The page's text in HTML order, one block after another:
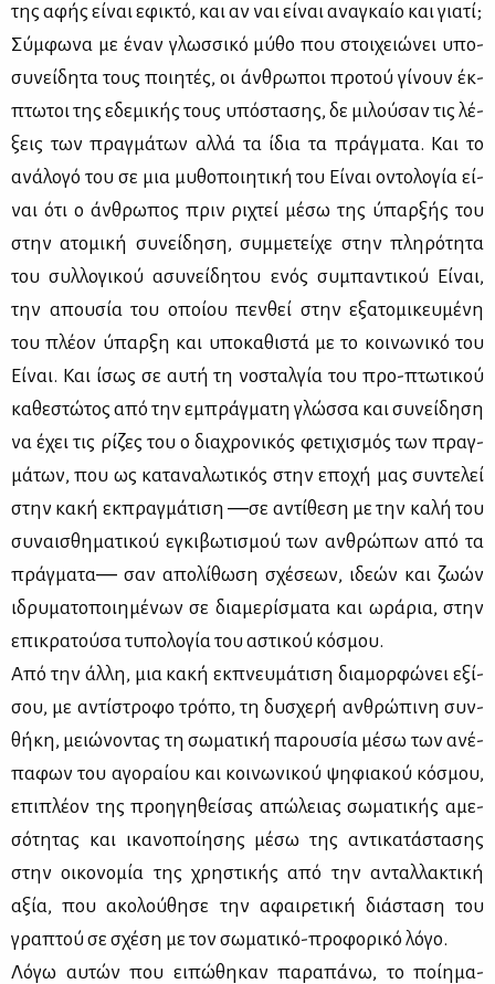
της αφής εί­ναι εφι­κτό, και αν ναι εί­ναι ανα­γκαίο και για­τί;
Σύμ­φω­να με έναν γλωσ­σι­κό μύ­θο που στοι­χειώ­νει υπο­
συ­νεί­δη­τα τους ποι­η­τές, οι άν­θρω­ποι προ­τού γί­νουν έκ­
πτω­τοι της εδε­μι­κής τους υπό­στα­σης, δε μι­λού­σαν τις λέ­
ξεις των πραγ­μά­των αλ­λά τα ίδια τα πράγ­μα­τα. Και το
ανά­λο­γό του σε μια μυ­θο­ποι­η­τι­κή του Εί­ναι οντο­λο­γία εί­
ναι ότι ο άν­θρω­πος πριν ρι­χτεί μέ­σω της ύπαρ­ξής του
στην ατο­μι­κή συ­νεί­δη­ση, συμ­με­τεί­χε στην πλη­ρό­τη­τα
του συλ­λο­γι­κού ασυ­νεί­δη­του ενός συ­μπα­ντι­κού Εί­ναι,
την απου­σία του οποί­ου πεν­θεί στην εξα­το­μι­κευ­μέ­νη
του πλέ­ον ύπαρ­ξη και υπο­κα­θι­στά με το κοι­νω­νι­κό του
Εί­ναι. Και ίσως σε αυ­τή τη νο­σταλ­γία του προ-πτω­τι­κού
κα­θε­στώ­τος από την εμπράγ­μα­τη γλώσ­σα και συ­νεί­δη­ση
να έχει τις ρί­ζες του ο δια­χρο­νι­κός φε­τι­χι­σμός των πραγ­
μά­των, που ως κα­τα­να­λω­τι­κός στην επο­χή μας συ­ντε­λεί
στην κα­κή εκ­πραγ­μά­τι­ση ―σε αντί­θε­ση με την κα­λή του
συ­ναι­σθη­μα­τι­κού εγκι­βω­τι­σμού των αν­θρώ­πων από τα
πράγ­μα­τα― σαν απο­λί­θω­ση σχέ­σε­ων, ιδε­ών και ζω­ών
ιδρυ­μα­το­ποι­η­μέ­νων σε δια­με­ρί­σμα­τα και ωρά­ρια, στην
επι­κρα­τού­σα τυ­πο­λο­γία του αστι­κού κό­σμου.
Από την άλ­λη, μια κα­κή εκ­πνευ­μά­τι­ση δια­μορ­φώ­νει εξί­
σου, με αντί­στρο­φο τρό­πο, τη δυ­σχε­ρή αν­θρώ­πι­νη συν­
θή­κη, μειώ­νο­ντας τη σω­μα­τι­κή πα­ρου­σία μέ­σω των ανέ­
πα­φων του αγο­ραί­ου και κοι­νω­νι­κού ψη­φια­κού κό­σμου,
επι­πλέ­ον της προη­γη­θεί­σας απώ­λειας σω­μα­τι­κής αμε­
σό­τη­τας και ικα­νο­ποί­η­σης μέ­σω της αντι­κα­τά­στα­σης
στην οι­κο­νο­μία της χρη­στι­κής από την ανταλ­λα­κτι­κή
αξία, που ακο­λού­θη­σε την αφαι­ρε­τι­κή διά­στα­ση του
γρα­πτού σε σχέ­ση με τον σω­μα­τι­κό-προ­φο­ρι­κό λό­γο.
Λό­γω αυ­τών που ει­πώ­θη­καν πα­ρα­πά­νω, το ποί­η­μα-